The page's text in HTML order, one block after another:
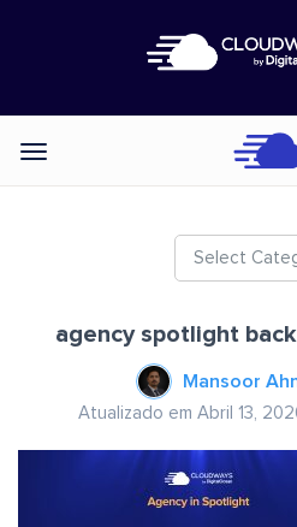
Categories
Select
agency spotlight
Mansoor
Atualizado em Abril 13,